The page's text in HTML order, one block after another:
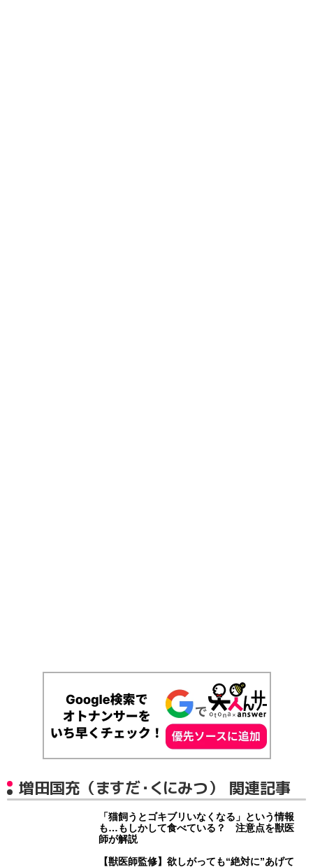
増田国充（ますだ・くにみつ） 関連記事
「猫飼うとゴキブリいなくなる」という情報
も…もしかして食べている？ 注意点を獣医
師が解説
【獣医師監修】欲しがっても“絶対に”あげて